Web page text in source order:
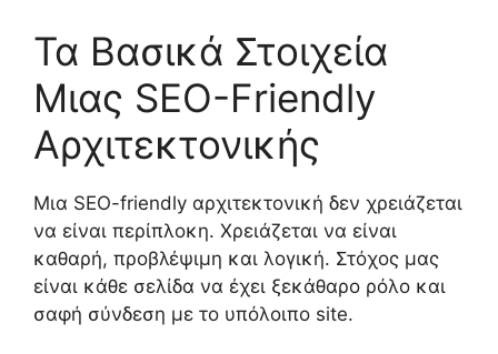
Τα Βασικά Στοιχεία
Μιας SEO-Friendly
Αρχιτεκτονικής
Μια SEO-friendly αρχιτεκτονική δεν χρειάζεται
να είναι περίπλοκη. Χρειάζεται να είναι
καθαρή, προβλέψιμη και λογική. Στόχος μας
είναι κάθε σελίδα να έχει ξεκάθαρο ρόλο και
σαφή σύνδεση με το υπόλοιπο site.